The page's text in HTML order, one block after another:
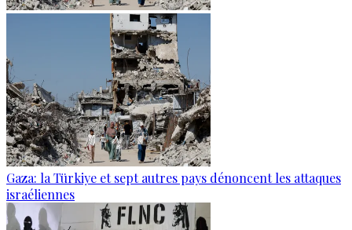
Gaza: la Türkiye et sept autres pays dénoncent les attaques
israéliennes